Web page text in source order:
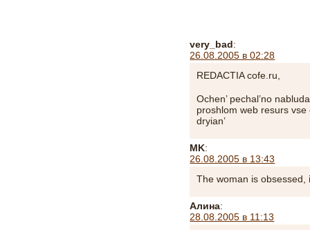
very_bad:
26.08.2005 в 02:28
REDACTIA cofe.ru,
Ochen’ pechal’no
proshlom web resurs
dryian’
MK:
26.08.2005 в 13:43
The woman is obsessed,
Алина:
28.08.2005 в 11:13